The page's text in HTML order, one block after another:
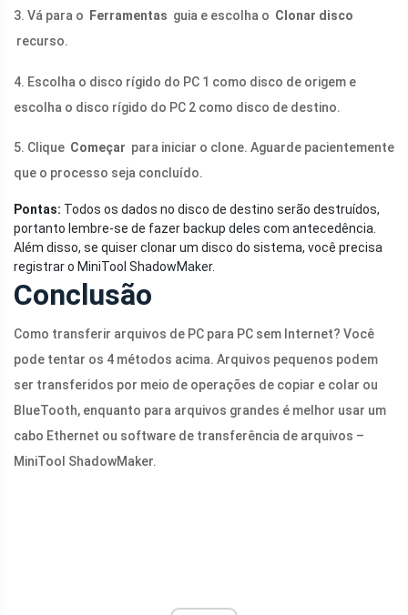
3. Vá para o Ferramentas guia e escolha o Clonar disco
recurso.
4. Escolha o disco rígido do PC 1 como disco de origem e
escolha o disco rígido do PC 2 como disco de destino.
5. Clique Começar para iniciar o clone. Aguarde pacientemente
que o processo seja concluído.
Pontas: Todos os dados no disco de destino serão destruídos,
portanto lembre-se de fazer backup deles com antecedência.
Além disso, se quiser clonar um disco do sistema, você precisa
registrar o MiniTool ShadowMaker.
Conclusão
Como transferir arquivos de PC para PC sem Internet? Você
pode tentar os 4 métodos acima. Arquivos pequenos podem
ser transferidos por meio de operações de copiar e colar ou
BlueTooth, enquanto para arquivos grandes é melhor usar um
cabo Ethernet ou software de transferência de arquivos –
MiniTool ShadowMaker.